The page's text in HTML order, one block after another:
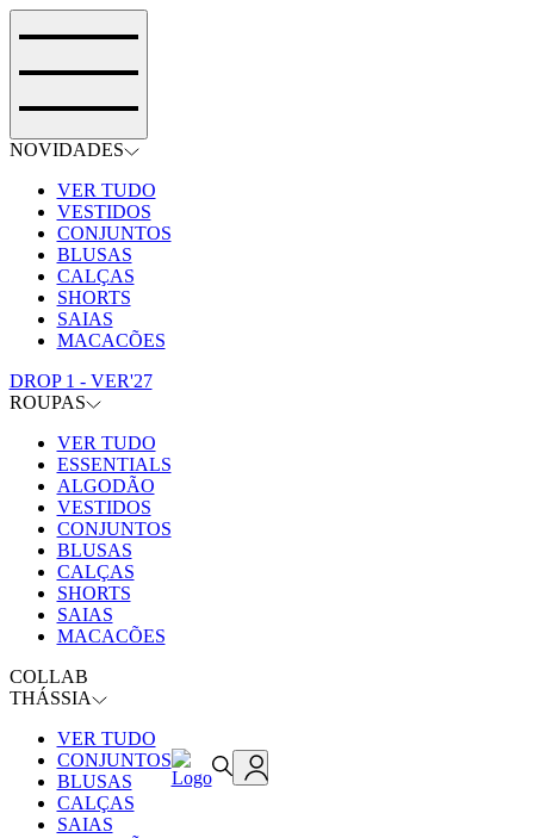
NOVIDADES
VER TUDO
VESTIDOS
CONJUNTOS
BLUSAS
CALÇAS
SHORTS
SAIAS
MACACÕES
DROP 1 - VER'27
ROUPAS
VER TUDO
ESSENTIALS
ALGODÃO
VESTIDOS
CONJUNTOS
BLUSAS
CALÇAS
SHORTS
SAIAS
MACACÕES
COLLAB
THÁSSIA
VER TUDO
CONJUNTOS
BLUSAS
CALÇAS
SAIAS